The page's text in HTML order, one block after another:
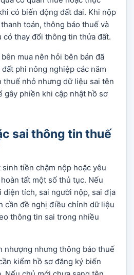
có biến động đất đai. Khi nộp
toán, thông báo thuế và
thay đổi thông tin thửa đất.
mua nên hỏi bên bán đã
phi nông nghiệp các năm
thuế nhỏ nhưng dữ liệu sai tên
gây phiền khi cập nhật hồ sơ
sai thông tin thuế
tiền chậm nộp hoặc yêu
tất một số thủ tục. Nếu
diện tích, sai người nộp, sai địa
cần đề nghị điều chỉnh dữ liệu
thông tin sai trong nhiều
nhượng nhưng thông báo thuế
kiểm hồ sơ đăng ký biến